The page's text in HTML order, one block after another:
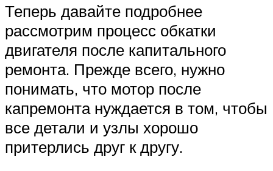
Теперь давайте подробнее
рассмотрим процесс обкатки
двигателя после капитального
ремонта. Прежде всего, нужно
понимать, что мотор после
капремонта нуждается в том, чтобы
все детали и узлы хорошо
притерлись друг к другу.